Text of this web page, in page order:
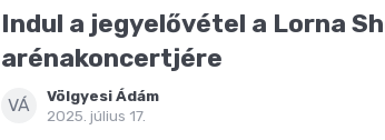
Indul a jegyelővétel a Lorna
arénakoncertjére
VÁ
Völgyesi Ádám
2025. július 17.